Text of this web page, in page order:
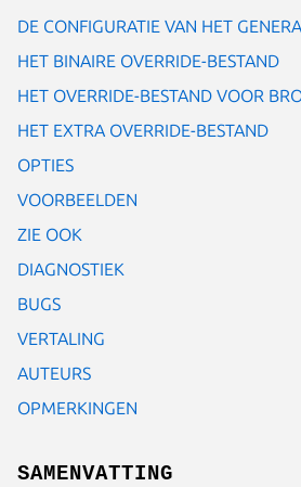
DE CONFIGURATIE VAN HET
HET BINAIRE OVERRIDE-BESTAND
HET OVERRIDE-BESTAND VOOR
HET EXTRA OVERRIDE-BESTAND
OPTIES
VOORBEELDEN
ZIE OOK
DIAGNOSTIEK
BUGS
VERTALING
AUTEURS
OPMERKINGEN
SAMENVATTING